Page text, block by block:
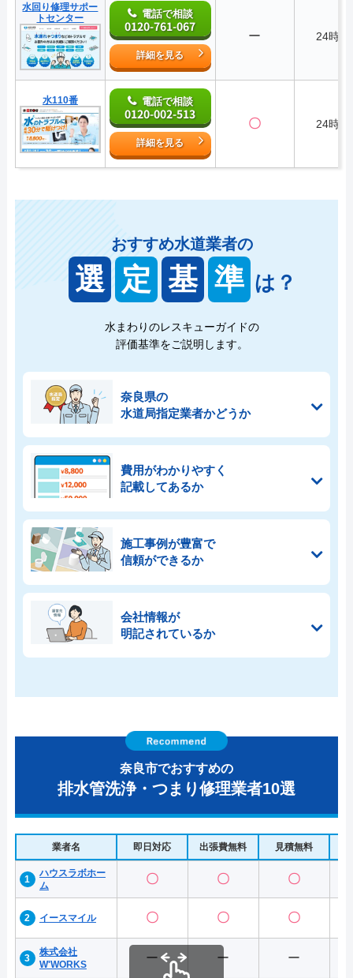
水回り修理サポー
トセンター
電話で相談
0120-761-067
詳細を見る
ー 24時間
水110番 電話で相談
0120-002-513
詳細を見る
〇 24時間
おすすめ水道業者の
選 定 基 準 は？
水まわりのレスキューガイドの
評価基準をご説明します。
奈良県の
水道局指定業者かどうか
費用がわかりやすく
記載してあるか
施工事例が豊富で
信頼ができるか
会社情報が
明記されているか
奈良市でおすすめの
排水管洗浄・つまり修理業者10選
業者名 即日対応 出張費無料 見積無料
ハウスラボホー
ム
〇 〇 〇
イースマイル 〇 〇 〇
株式会社
W'WORKS
ー ー ー